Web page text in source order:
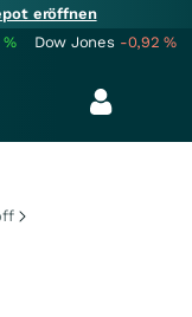
eröffnen
% Dow Jones -0,92%